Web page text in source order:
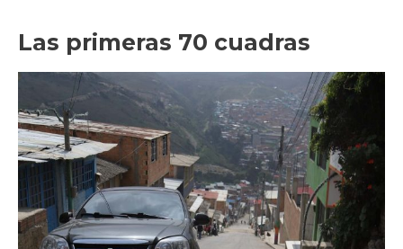
Las primeras 70 cuadras